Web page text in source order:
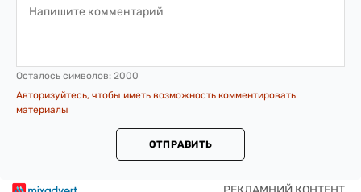
Осталось символов: 2000
Авторизуйтесь, чтобы иметь возможность комментировать
материалы
ОТПРАВИТЬ